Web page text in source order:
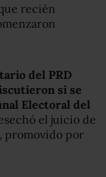
recién
del PRD
si se
Electoral del
el juicio de
promovido por